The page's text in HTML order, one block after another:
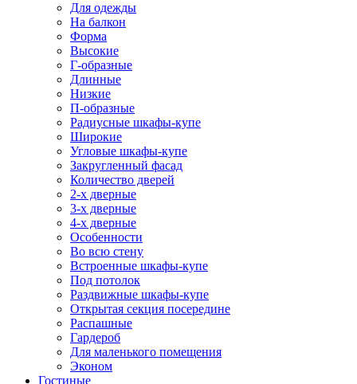
Для одежды
На балкон
Форма
Высокие
Г-образные
Длинные
Низкие
П-образные
Радиусные шкафы-купе
Широкие
Угловые шкафы-купе
Закругленный фасад
Количество дверей
2-х дверные
3-х дверные
4-х дверные
Особенности
Во всю стену
Встроенные шкафы-купе
Под потолок
Раздвижные шкафы-купе
Открытая секция посередине
Распашные
Гардероб
Для маленького помещения
Эконом
Гостиные